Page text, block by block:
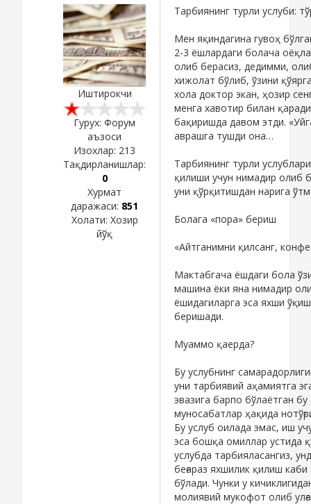
Иштирокчи
Гурух: Форум
аъзоси
Изохлар: 213
Тақдирланишлар:
0
Хурмат
даражаси: 851
Холати: Хозир
йўқ
Тарбиянинг турли услуби:
Мен яқиндагина гувоҳ
2-3 ёшлардаги болача
олиб берасиз, дедимми,
хижолат бўлиб, ўзини
хола доктор экан, ҳозир
менга хавотир билан
бақиришда давом этди.
аврашга тушди она…
Тарбиянинг турли
қилиши учун нимадир олиб
уни қўрқитишдан нарига
Болага «пора» бериш
«Айтганимни қилсанг,
Мактабгача ёшдаги бола
машина ёки яна нимадир
ёшидагиларга эса яхши
беришади.
Муаммо қаерда?
Бу услубнинг
уни тарбиявий аҳамиятга
эвазига барпо бўлаётган
муносабатлар ҳақида
Бу услуб оилада эмас, иш
эса бошқа омиллар устида
услубда тарбияласангиз,
беғараз яхшилик қилиш
бўлади. Чунки у
молиявий мукофот олиб